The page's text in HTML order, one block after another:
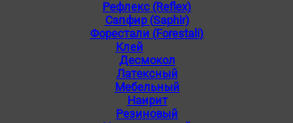
Рефлекс (Reflex)
Сапфир (Saphir)
Форестали (Forestali)
Клей
Десмокол
Латексный
Мебельный
Наирит
Резиновый